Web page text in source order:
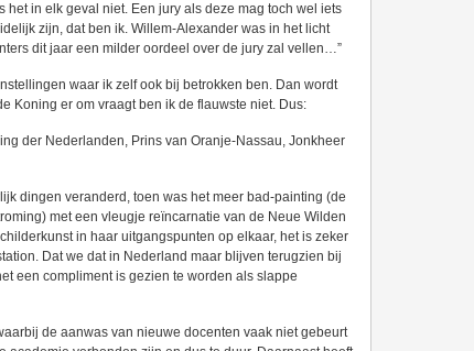
in elk geval niet. Een jury als deze mag toch wel iets
zijn, dat ben ik. Willem-Alexander was in het licht
dit jaar een milder oordeel over de jury zal vellen…”
waar ik zelf ook bij betrokken ben. Dan wordt
Koning er om vraagt ben ik de flauwste niet. Dus:
der Nederlanden, Prins van Oranje-Nassau, Jonkheer
dingen veranderd, toen was het meer bad-painting (de
met een vleugje reïncarnatie van de Neue Wilden
in haar uitgangspunten op elkaar, het is zeker
Dat we dat in Nederland maar blijven terugzien bij
een compliment is gezien te worden als slappe
de aanwas van nieuwe docenten vaak niet gebeurt